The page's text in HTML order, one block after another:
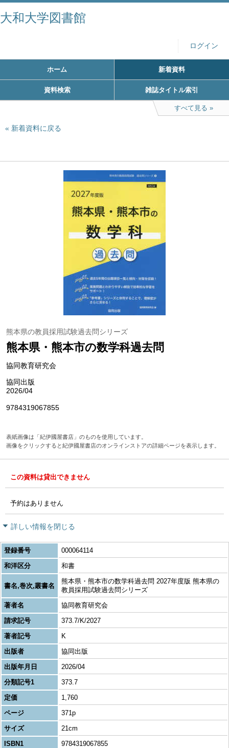
大和大学図書館
ログイン
ホーム 新着資料
資料検索 雑誌タイトル索引
すべて見る
新着資料に戻る
熊本県の教員採用試験過去問シリーズ
熊本県・熊本市の数学科過去問
協同教育研究会
協同出版
2026/04
9784319067855
表紙画像は「紀伊國屋書店」のものを使用しています。
画像をクリックすると紀伊國屋書店のオンラインストアの詳細ページを表示します。
この資料は貸出できません
予約はありません
詳しい情報を閉じる
登録番号
000064114
和洋区分
和書
書名,巻次,叢書名
熊本県・熊本市の数学科過去問 2027年度版 熊本県の
教員採用試験過去問シリーズ
著者名
協同教育研究会
請求記号
373.7/K/2027
著者記号
K
出版者
協同出版
出版年月日
2026/04
分類記号1
373.7
定価
1,760
ページ
371p
サイズ
21cm
ISBN1
9784319067855